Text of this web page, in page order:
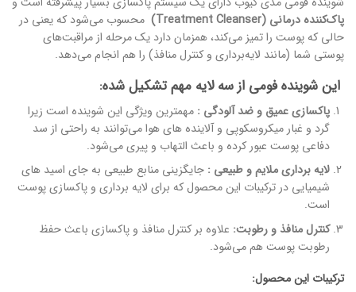
پاک‌کننده درمانی (Treatment Cleanser)
محسوب می‌شود که یعنی در
حالی که پوست را تمیز می‌کند، همزمان دارد یک مرحله از مراقبت‌های
پوستی شما (مانند لایه‌برداری و کنترل منافذ) را هم انجام می‌دهد.
این شوینده فومی از سه لایه مهم تشکیل شده:
پاکسازی عمیق و ضد آلودگی : مهمترین ویژگی این شوینده است زیرا
گرد و غبار میکروسکوپی و آلاینده های هوا می‌توانند به راحتی از سد
دفاعی پوست عبور کرده و باعث التهاب و پیری می‌شود.
لایه برداری ملایم و طبیعی : جایگزینی منابع طبیعی به جای اسید های
شیمیایی در ترکیبات این محصول که برای لایه برداری و پاکسازی پوست
است.
کنترل منافذ و رطوبت: علاوه بر کنترل منافذ و پاکسازی باعث حفظ
رطوبت پوست هم می‌شود.
ترکیبات این محصول: